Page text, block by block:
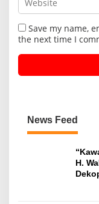
Save my name,
the next time I
News Feed
H.